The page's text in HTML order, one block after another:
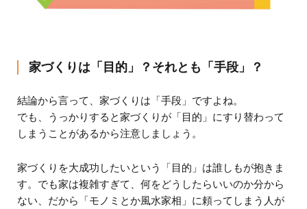
家づくりは「目的」？それとも「手段」？
結論から言って、家づくりは「手段」ですよね。
でも、うっかりすると家づくりが「目的」にすり替わって
しまうことがあるから注意しましょう。
家づくりを大成功したいという「目的」は誰しもが抱きま
す。でも家は複雑すぎて、何をどうしたらいいのか分から
ない、だから「モノミとか風水家相」に頼ってしまう人が